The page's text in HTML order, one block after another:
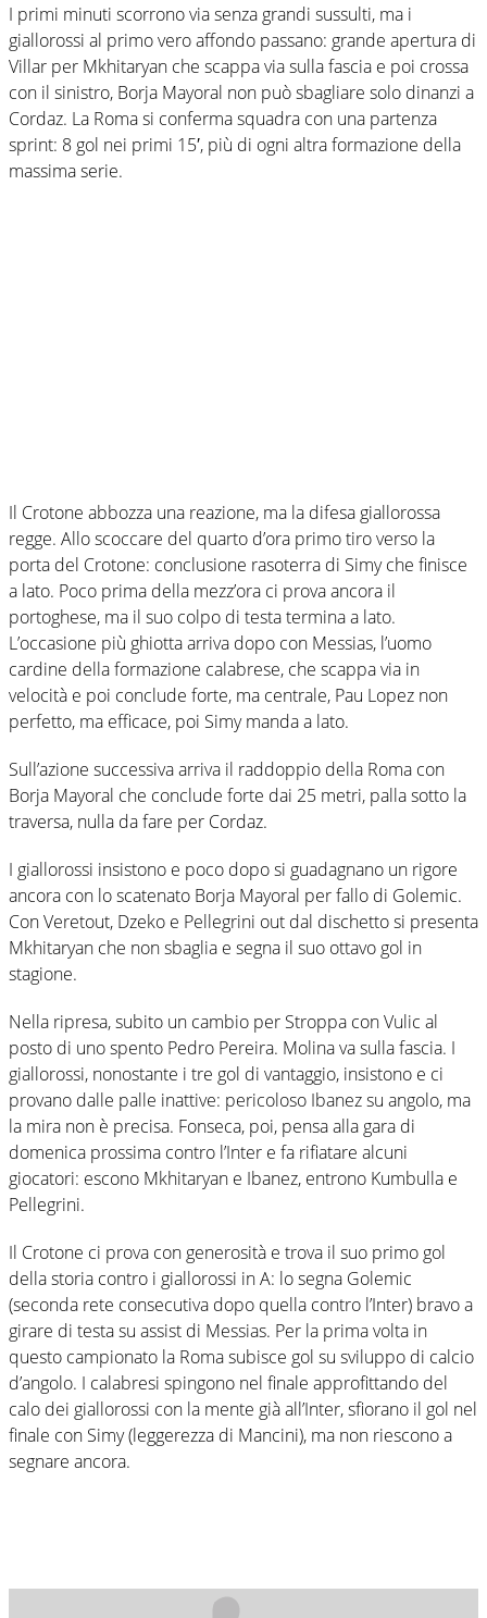
I primi minuti scorrono via senza grandi sussulti, ma i
giallorossi al primo vero affondo passano: grande apertura di
Villar per Mkhitaryan che scappa via sulla fascia e poi crossa
con il sinistro, Borja Mayoral non può sbagliare solo dinanzi a
Cordaz. La Roma si conferma squadra con una partenza
sprint: 8 gol nei primi 15′, più di ogni altra formazione della
massima serie.
Il Crotone abbozza una reazione, ma la difesa giallorossa
regge. Allo scoccare del quarto d’ora primo tiro verso la
porta del Crotone: conclusione rasoterra di Simy che finisce
a lato. Poco prima della mezz’ora ci prova ancora il
portoghese, ma il suo colpo di testa termina a lato.
L’occasione più ghiotta arriva dopo con Messias, l’uomo
cardine della formazione calabrese, che scappa via in
velocità e poi conclude forte, ma centrale, Pau Lopez non
perfetto, ma efficace, poi Simy manda a lato.
Sull’azione successiva arriva il raddoppio della Roma con
Borja Mayoral che conclude forte dai 25 metri, palla sotto la
traversa, nulla da fare per Cordaz.
I giallorossi insistono e poco dopo si guadagnano un rigore
ancora con lo scatenato Borja Mayoral per fallo di Golemic.
Con Veretout, Dzeko e Pellegrini out dal dischetto si presenta
Mkhitaryan che non sbaglia e segna il suo ottavo gol in
stagione.
Nella ripresa, subito un cambio per Stroppa con Vulic al
posto di uno spento Pedro Pereira. Molina va sulla fascia. I
giallorossi, nonostante i tre gol di vantaggio, insistono e ci
provano dalle palle inattive: pericoloso Ibanez su angolo, ma
la mira non è precisa. Fonseca, poi, pensa alla gara di
domenica prossima contro l’Inter e fa rifiatare alcuni
giocatori: escono Mkhitaryan e Ibanez, entrono Kumbulla e
Pellegrini.
Il Crotone ci prova con generosità e trova il suo primo gol
della storia contro i giallorossi in A: lo segna Golemic
(seconda rete consecutiva dopo quella contro l’Inter) bravo a
girare di testa su assist di Messias. Per la prima volta in
questo campionato la Roma subisce gol su sviluppo di calcio
d’angolo. I calabresi spingono nel finale approfittando del
calo dei giallorossi con la mente già all’Inter, sfiorano il gol nel
finale con Simy (leggerezza di Mancini), ma non riescono a
segnare ancora.